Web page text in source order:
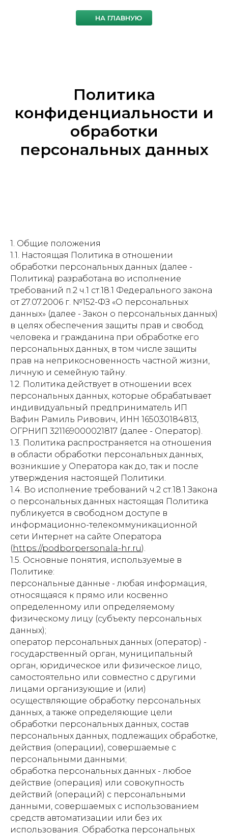
НА ГЛАВНУЮ
Политика
конфиденциальности и
обработки
персональных данных
1. Общие положения
1.1. Настоящая Политика в отношении
обработки персональных данных (далее -
Политика) разработана во исполнение
требований п.2 ч.1 ст.18.1 Федерального закона
от 27.07.2006 г. №152-ФЗ «О персональных
данных» (далее - Закон о персональных данных)
в целях обеспечения защиты прав и свобод
человека и гражданина при обработке его
персональных данных, в том числе защиты
прав на неприкосновенность частной жизни,
личную и семейную тайну.
1.2. Политика действует в отношении всех
персональных данных, которые обрабатывает
индивидуальный предприниматель ИП
Вафин Рамиль Ривович, ИНН 165030184813,
ОГРНИП 321169000021817 (далее - Оператор).
1.3. Политика распространяется на отношения
в области обработки персональных данных,
возникшие у Оператора как до, так и после
утверждения настоящей Политики.
1.4. Во исполнение требований ч.2 ст.18.1 Закона
о персональных данных настоящая Политика
публикуется в свободном доступе в
информационно-телекоммуникационной
сети Интернет на сайте Оператора
(https://podborpersonala-hr.ru).
1.5. Основные понятия, используемые в
Политике:
персональные данные - любая информация,
относящаяся к прямо или косвенно
определенному или определяемому
физическому лицу (субъекту персональных
данных);
оператор персональных данных (оператор) -
государственный орган, муниципальный
орган, юридическое или физическое лицо,
самостоятельно или совместно с другими
лицами организующие и (или)
осуществляющие обработку персональных
данных, а также определяющие цели
обработки персональных данных, состав
персональных данных, подлежащих обработке,
действия (операции), совершаемые с
персональными данными;
обработка персональных данных - любое
действие (операция) или совокупность
действий (операций) с персональными
данными, совершаемых с использованием
средств автоматизации или без их
использования. Обработка персональных